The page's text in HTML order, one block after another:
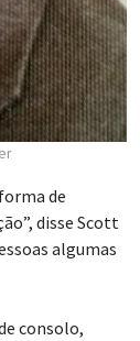
de
disse Scott
algumas
consolo,